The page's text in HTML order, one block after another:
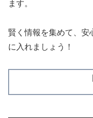
ます。
賢く情報を集めて、
に入れましょう！